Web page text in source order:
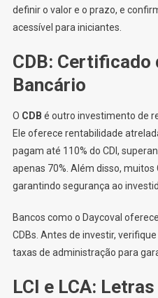
definir o valor e o prazo, e
acessível para iniciantes.
CDB: Certificado
Bancário
O CDB é outro investimento de
Ele oferece rentabilidade
pagam até 110% do CDI,
apenas 70%. Além disso, muitos
garantindo segurança ao
Bancos como o Daycoval
CDBs. Antes de investir,
taxas de administração para
LCI e LCA: